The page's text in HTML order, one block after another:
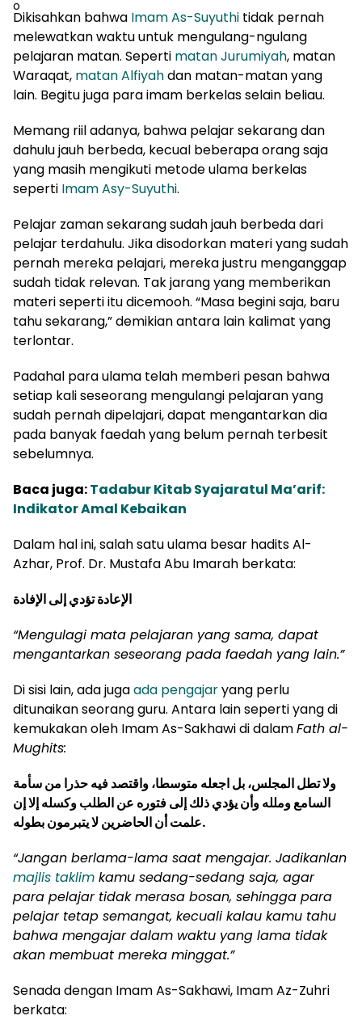
Dikisahkan bahwa Imam As-Suyuthi tidak pernah
melewatkan waktu untuk mengulang-ngulang
pelajaran matan. Seperti matan Jurumiyah, matan
Waraqat, matan Alfiyahdan matan-matan yang
lain. Begitu juga para imam berkelas selain beliau.
Memang riil adanya, bahwa pelajar sekarang dan
dahulu jauh berbeda, kecual beberapa orang saja
yang masih mengikuti metode ulama berkelas
seperti Imam Asy-Suyuthi.
Pelajar zaman sekarang sudah jauh berbeda dari
pelajar terdahulu. Jika disodorkan materi yang sudah
pernah mereka pelajari, mereka justru menganggap
sudah tidak relevan. Tak jarang yang memberikan
materi seperti itu dicemooh. “Masa begini saja, baru
tahu sekarang,” demikian antara lain kalimat yang
terlontar.
Padahal para ulama telah memberi pesan bahwa
setiap kali seseorang mengulangi pelajaran yang
sudah pernah dipelajari, dapat mengantarkan dia
pada banyak faedah yang belum pernah terbesit
sebelumnya.
Baca juga:Tadabur Kitab Syajaratul Ma’arif:
Indikator Amal Kebaikan
Dalam hal ini, salah satu ulama besar hadits Al-
Azhar, Prof. Dr. Mustafa Abu Imarah berkata:
الإعادة تؤدي إلى الإفادة
“Mengulagi mata pelajaran yang sama, dapat
mengantarkan seseorang pada faedah yang lain.”
Di sisi lain, ada jugaada pengajaryang perlu
ditunaikan seorang guru. Antara lain seperti yang di
kemukakan oleh Imam As-Sakhawi di dalamFath al-
Mughits:
ولا تطل المجلس، بل اجعله متوسطا، واقتصد فيه حذرا من سأمة
السامع وملله وأن يؤدي ذلك إلى فتوره عن الطلب وكسله إلا إن
علمت أن الحاضرين لا يتبرمون بطوله.
“Jangan berlama-lama saat mengajar. Jadikanlan
majlis taklim kamu sedang-sedang saja, agar
para pelajar tidak merasa bosan, sehingga para
pelajar tetap semangat, kecuali kalau kamu tahu
bahwa mengajar dalam waktu yang lama tidak
akan membuat mereka minggat.”
Senada dengan Imam As-Sakhawi, Imam Az-Zuhri
berkata: